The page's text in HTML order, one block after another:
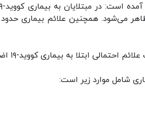
ابتلا به بیماری کووید-۱۹ اضافه کرده است.
شامل موارد زیر است: